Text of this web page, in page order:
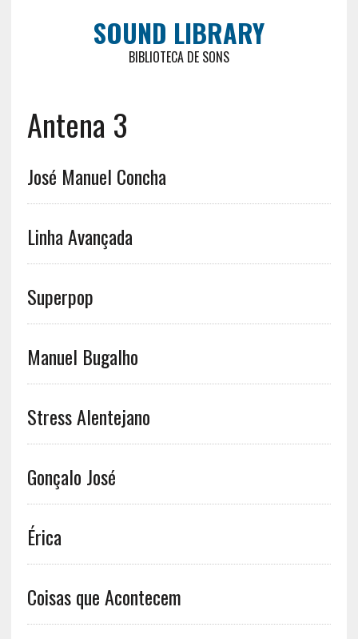
SOUND LIBRARY
BIBLIOTECA DE SONS
Antena 3
José Manuel Concha
Linha Avançada
Superpop
Manuel Bugalho
Stress Alentejano
Gonçalo José
Érica
Coisas que Acontecem